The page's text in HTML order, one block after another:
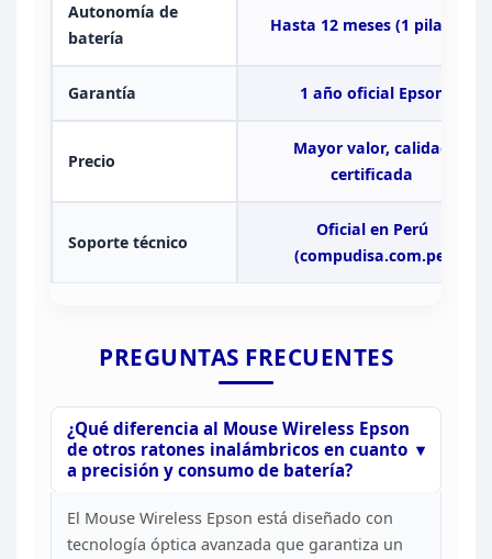
Autonomía de
batería
Hasta 12 meses (1 pila AA)
Garantía 1 año oficialEpson
Precio
Mayor valor, calidad
certificada
Soporte técnico
Oficialen Perú
(compudisa.com.pe)
PREGUNTAS FRECUENTES
¿Qué diferencia al Mouse Wireless Epson
de otros ratones inalámbricos en cuanto
a precisión y consumo de batería?
El Mouse Wireless Epson está diseñado con
tecnología óptica avanzada que garantiza un